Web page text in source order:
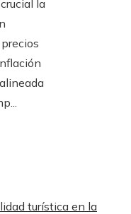
la
turística en la